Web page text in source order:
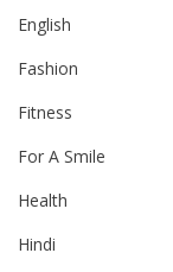
English
Fashion
Fitness
For A Smile
Health
Hindi